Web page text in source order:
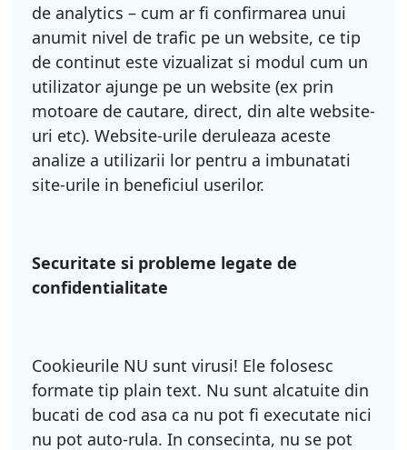
de analytics – cum ar fi confirmarea unui
anumit nivel de trafic pe un website, ce tip
de continut este vizualizat si modul cum un
utilizator ajunge pe un website (ex prin
motoare de cautare, direct, din alte website-
uri etc). Website-urile deruleaza aceste
analize a utilizarii lor pentru a imbunatati
site-urile in beneficiul userilor.
Securitate si probleme legate de
confidentialitate
Cookieurile NU sunt virusi! Ele folosesc
formate tip plain text. Nu sunt alcatuite din
bucati de cod asa ca nu pot fi executate nici
nu pot auto-rula. In consecinta, nu se pot